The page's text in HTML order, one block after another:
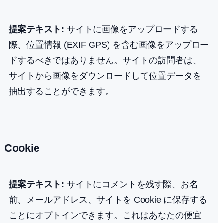
提案テキスト: サイトに画像をアップロードする
際、位置情報 (EXIF GPS) を含む画像をアップロー
ドするべきではありません。サイトの訪問者は、
サイトから画像をダウンロードして位置データを
抽出することができます。
Cookie
提案テキスト: サイトにコメントを残す際、お名
前、メールアドレス、サイトを Cookie に保存する
ことにオプトインできます。これはあなたの便宜